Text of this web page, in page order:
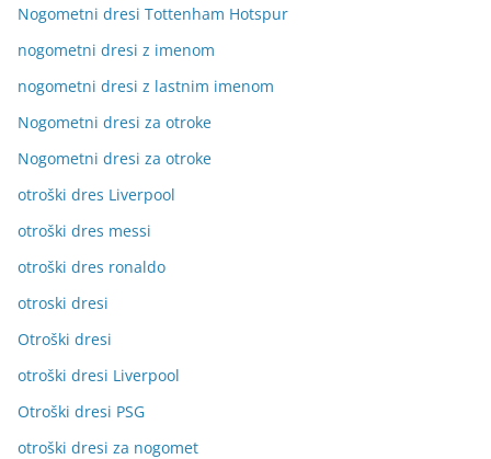
Nogometni dresi Tottenham Hotspur
nogometni dresi z imenom
nogometni dresi z lastnim imenom
Nogometni dresi za otroke
Nogometni dresi za otroke
otroški dres Liverpool
otroški dres messi
otroški dres ronaldo
otroski dresi
Otroški dresi
otroški dresi Liverpool
Otroški dresi PSG
otroški dresi za nogomet